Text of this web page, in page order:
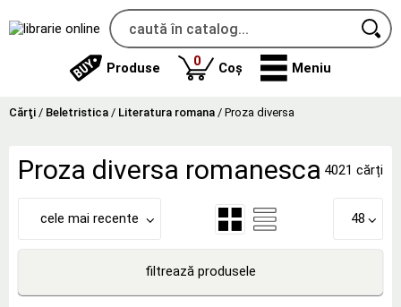
Produse 0produse
Coș Meniu
Cărţi / Beletristica / Literatura romana / Proza diversa
Proza diversa romanesca 4021 cărți
cele mai recente 48
filtrează produsele